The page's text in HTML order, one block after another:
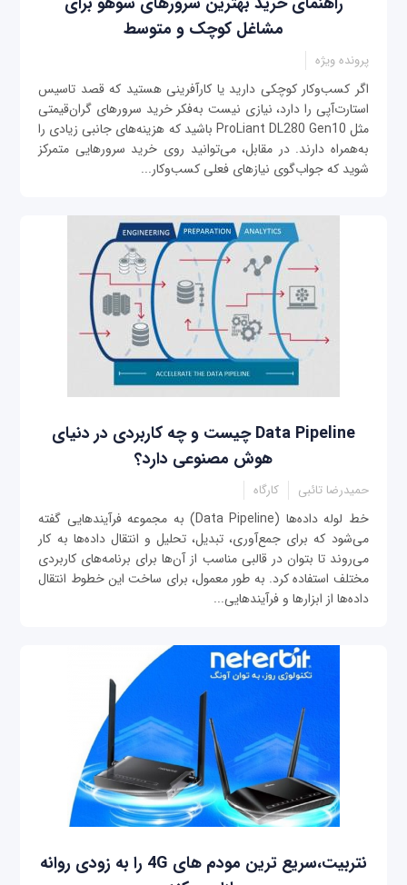
مشاغل کوچک و متوسط
پرونده ویژه
اگر کسب‌وکار کوچکی دارید یا کارآفرینی هستید که قصد تاسیس
استارت‌آپی را دارد، نیازی نیست به‌فکر خرید سرورهای گران‌قیمتی
مثل ProLiant DL280 Gen10 باشید که هزینه‌های جانبی زیادی را
به‌همراه دارند. در مقابل، می‌توانید روی خرید سرورهایی متمرکز
شوید که جواب‌گوی نیازهای فعلی کسب‌وکار...
Data Pipeline چیست و چه کاربردی در دنیای
هوش مصنوعی دارد؟
حمیدرضا تائبی کارگاه
خط لوله داده‌ها (Data Pipeline) به مجموعه فرآیندهایی گفته
می‌شود که برای جمع‌آوری، تبدیل، تحلیل و انتقال داده‌ها به کار
می‌روند تا بتوان در قالبی مناسب از آن‌ها برای برنامه‌های کاربردی
مختلف استفاده کرد. به طور معمول، برای ساخت این خطوط انتقال
داده‌ها از ابزارها و فرآیندهایی...
نتربیت،سریع ترین مودم های 4G را به زودی روانه